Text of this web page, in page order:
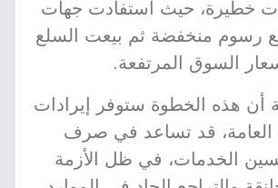
خطيرة، حيث استفادت جهات
رسوم منخفضة ثم بيعت السلع
السوق المرتفعة.
أن هذه الخطوة ستوفر إيرادات
العامة، قد تساعد في صرف
الخدمات، في ظل الأزمة